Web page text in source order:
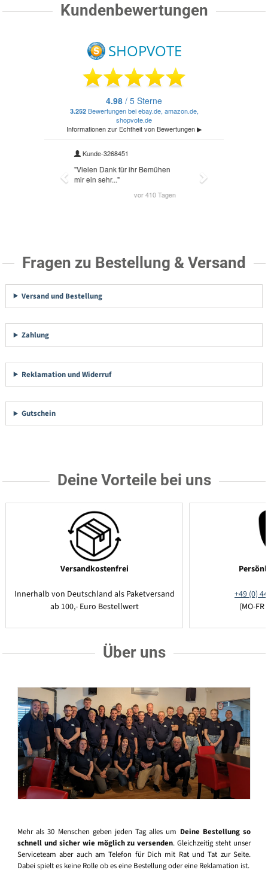
Kundenbewertungen
Fragen zu Bestellung & Versand
Versand und Bestellung
Zahlung
Reklamation und Widerruf
Gutschein
Deine Vorteile bei uns
Versandkostenfrei
Innerhalb von Deutschland als Paketversand
ab 100,- Euro Bestellwert
+49 (0)
(MO-
Über uns
Mehr als 30 Menschen geben jeden Tag alles um Deine Bestellung so
schnell und sicher wie möglich zu versenden. Gleichzeitig steht unser
Serviceteam aber auch am Telefon für Dich mit Rat und Tat zur Seite.
Dabei spielt es keine Rolle ob es eine Bestellung oder eine Reklamation ist.